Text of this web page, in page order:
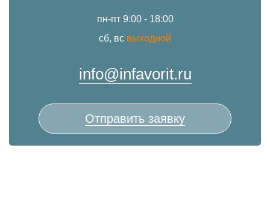
пн-пт 9:00 - 18:00
сб, вс выходной
info@infavorit.ru
Отправить заявку